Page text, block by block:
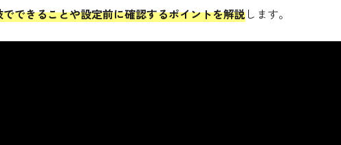
できることや設定前に確認するポイントを解説します。